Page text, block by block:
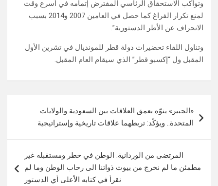
وتواكب الاستحقاق الرئاسي المفترض إتمامه في أسرع وقت
لمنع تكرار الفراغ كما حصل في العامين 2007 و2014 بسبب
الانحراف عن الأطر الدستورية”.
وتناول اللقاء تحضيرات دولة قطر للمونديال في تشرين الأول
المقبل ول “إكسبو قطر” الذي سيقام العام المقبل.
المقالات
«الجبير» ينوّه بعمق العلاقات بين السعودية والولايات
المتحدة.. ويؤكّد: تربطهما علاقات تاريخية وإستراتيجية
المرتضى من الوردانية: الوطن في خطر ومستقبله غير
مطمئن ما لم نخرج من بيوت ذواتنا الى رحاب الوطن وما لم
نقرأ في كتابه الأعلى أي الدستور